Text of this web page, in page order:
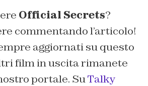
Official Secrets?
commentando l’articolo!
aggiornati su questo
film in uscita rimanete
portale. SuTalky